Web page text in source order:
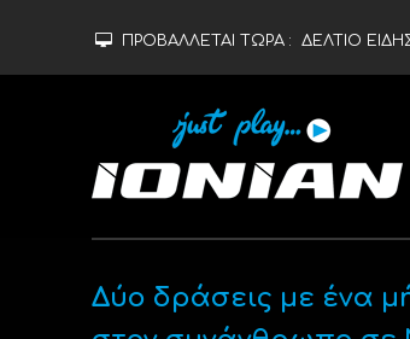
ΠΡΟΒΑΛΛΕΤΑΙ ΤΩΡΑ : ΔΕΛΤΙΟ
Δύο δράσεις με ένα